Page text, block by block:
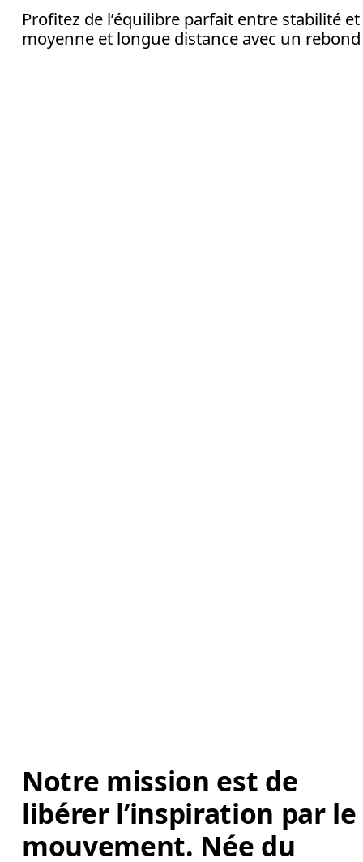
Profitez de l’équilibre parfait entre stabilité
moyenne et longue distance avec un
Notre mission est de
libérer l’inspiration par le
mouvement. Née du